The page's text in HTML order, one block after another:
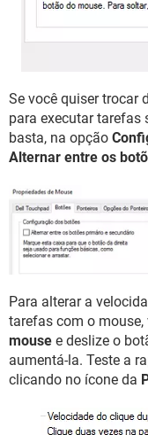
Se você quiser trocar
para executar tarefas
basta, na opção
Alternar entre os
Para alterar a
tarefas com o mouse,
mouse e deslize o
aumentá-la. Teste a
clicando no ícone da